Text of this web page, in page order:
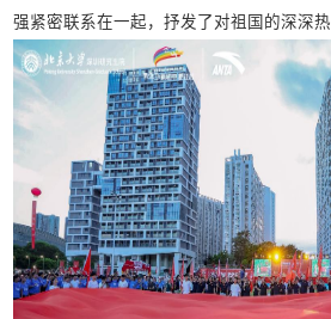
强紧密联系在一起，抒发了对祖国的深深热